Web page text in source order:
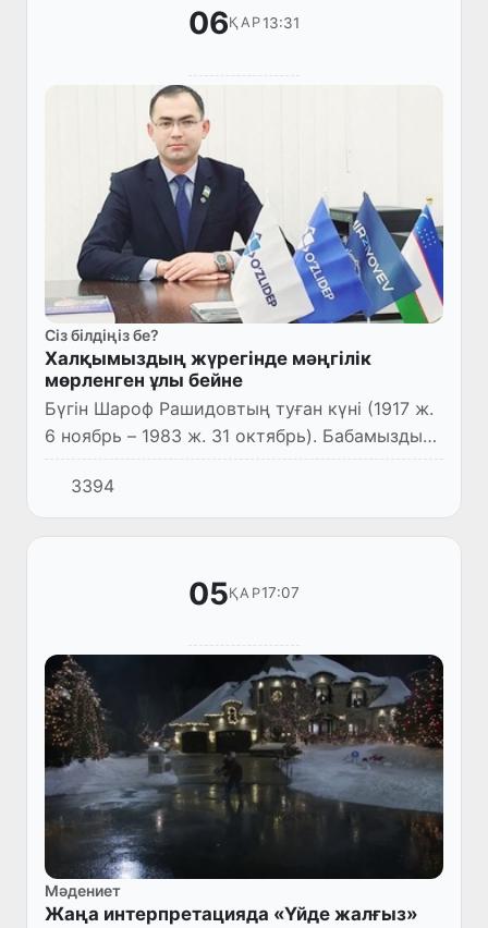
06ҚАР13:31
Сіз білдіңіз бе?
Халқымыздың жүрегінде мәңгілік
мөрленген ұлы бейне
Бүгін Шароф Рашидовтың туған күні (1917 ж.
6 ноябрь – 1983 ж. 31 октябрь). Бабамыздың
104 жылдығы кең көлемде аталып өтілуде.
3394
05ҚАР17:07
Мәдениет
Жаңа интерпретацияда «Үйде жалғыз»